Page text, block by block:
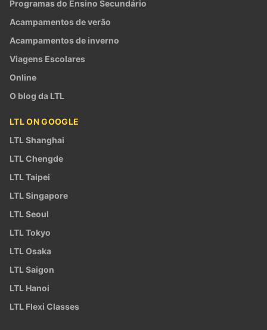
Programas do Ensino Secundário
Acampamentos de verão
Acampamentos de inverno
Viagens Escolares
Online
O blog da LTL
LTL ON GOOGLE
LTL Shanghai
LTL Chengde
LTL Taipei
LTL Singapore
LTL Seoul
LTL Tokyo
LTL Osaka
LTL Saigon
LTL Hanoi
LTL Flexi Classes